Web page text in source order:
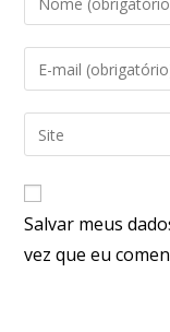
Salvar meus
vez que eu